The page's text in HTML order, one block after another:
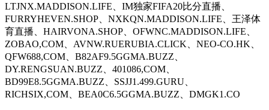
LTJNX.MADDISON.LIFE、IM独家FIFA20比分直播、
FURRYHEVEN.SHOP、NXKQN.MADDISON.LIFE、王泽体
育直播、HAIRVONA.SHOP、OFWNC.MADDISON.LIFE、
ZOBAO,COM、AVNW.RUERUBIA.CLICK、NEO-CO.HK、
QFW688,COM、B82AF9.5GGMA.BUZZ、
DY.RENGSUAN.BUZZ、401086,COM、
BD99E8.5GGMA.BUZZ、SSJJ1.499.GURU、
RICHSIX,COM、BEA0C6.5GGMA.BUZZ、DMGK1.CO